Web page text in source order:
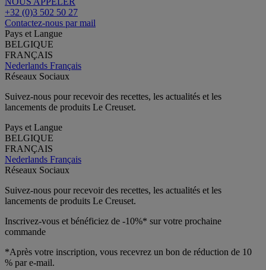
+32 (0)3 502 50 27
Contactez-nous par mail
Pays et Langue
BELGIQUE
FRANÇAIS
Nederlands Français
Réseaux Sociaux
Suivez-nous pour recevoir des recettes, les actualités et les
lancements de produits Le Creuset.
Pays et Langue
BELGIQUE
FRANÇAIS
Nederlands Français
Réseaux Sociaux
Suivez-nous pour recevoir des recettes, les actualités et les
lancements de produits Le Creuset.
Inscrivez-vous et bénéficiez de -10%* sur votre prochaine
commande
*Après votre inscription, vous recevrez un bon de réduction de 10
% par e-mail.